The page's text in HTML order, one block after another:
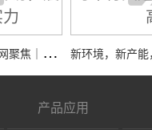
江
苏国际频道＆荔枝网聚焦｜南京全控科技有限公司接受专访，展现核心实力
产品应用